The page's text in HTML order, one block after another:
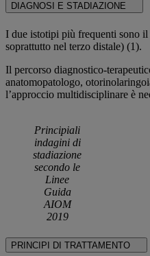
DIAGNOSI E STADIAZIONE
I due istotipi più frequenti sono il
soprattutto nel terzo distale) (1).
Il percorso diagnostico-
anatomopatologo,
l’approccio multidisciplinare è
Principiali
indagini di
stadiazione
secondo le
Linee
Guida
AIOM
2019
PRINCIPI DI TRATTAMENTO